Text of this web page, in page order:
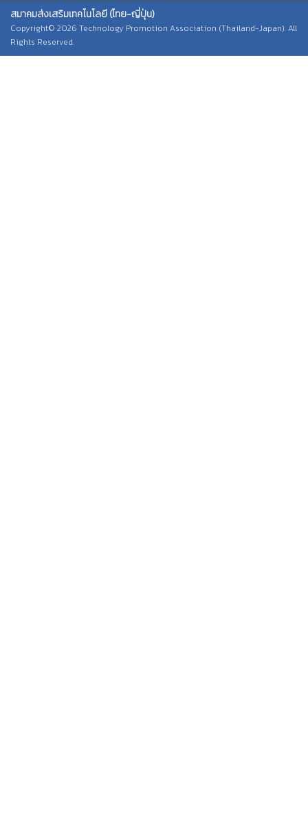
สมาคมส่งเสริมเทคโนโลยี (ไทย-ญี่ปุ่น)
Copyright© 2026 Technology Promotion Association (Thailand-Japan). All
Rights Reserved.